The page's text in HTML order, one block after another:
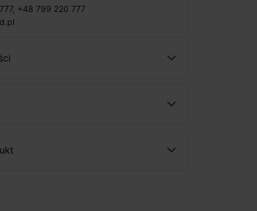
, +48 799 220 777